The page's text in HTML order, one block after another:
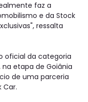
faz a
e da Stock
ressalta
oficial da categoria
na etapa de Goiânia
de uma parceria
Car.